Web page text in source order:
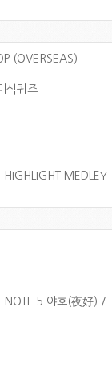
(OVERSEAS)
식퀴즈
MEDLEY
NOTE 5.야호(夜好) /